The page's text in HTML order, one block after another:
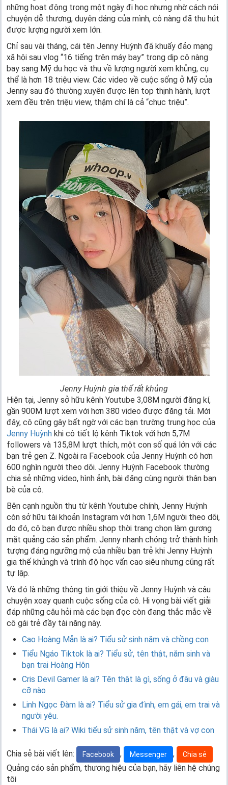
những hoạt động trong một ngày đi học nhưng nhờ cách nói
chuyện dễ thương, duyên dáng của mình, cô nàng đã thu hút
được lượng người xem lớn.
Chỉ sau vài tháng, cái tên Jenny Huỳnh đã khuấy đảo mạng
xã hội sau vlog “16 tiếng trên máy bay” trong dịp cô nàng
bay sang Mỹ du học và thu về lượng người xem khủng, cụ
thể là hơn 18 triệu view. Các video về cuộc sống ở Mỹ của
Jenny sau đó thường xuyên được lên top thịnh hành, lượt
xem đều trên triệu view, thậm chí là cả “chục triệu”.
Jenny Huỳnh gia thế rất khủng
Hiện tại, Jenny sở hữu kênh Youtube 3,08M người đăng kí,
gần 900M lượt xem với hơn 380 video được đăng tải. Mới
đây, cô cũng gây bất ngờ với các bạn trường trung học của
Jenny Huỳnh khi cô tiết lộ kênh Tiktok với hơn 5,7M
followers và 135,8M lượt thích, một con số quá lớn với các
bạn trẻ gen Z. Ngoài ra Facebook của Jenny Huỳnh có hơn
600 nghìn người theo dõi. Jenny Huỳnh Facebook thường
chia sẻ những video, hình ảnh, bài đăng cùng người thân bạn
bè của cô.
Bên cạnh nguồn thu từ kênh Youtube chính, Jenny Huỳnh
còn sở hữu tài khoản Instagram với hơn 1,6M người theo dõi,
do đó, cô bạn được nhiều shop thời trang chọn làm gương
mặt quảng cáo sản phẩm. Jenny nhanh chóng trở thành hình
tượng đáng ngưỡng mộ của nhiều bạn trẻ khi Jenny Huỳnh
gia thế khủngh và trình độ học vấn cao siêu nhưng cũng rất
tự lập.
Và đó là những thông tin giới thiệu về Jenny Huỳnh và câu
chuyện xoay quanh cuộc sống của cô. Hi vọng bài viết giải
đáp những câu hỏi mà các bạn đọc còn đang thắc mắc về
cô gái trẻ đầy tài năng này.
Cao Hoàng Mẫn là ai? Tiểu sử sinh năm và chồng con
Tiểu Ngáo Tiktok là ai? Tiểu sử, tên thật, năm sinh và
bạn trai Hoàng Hôn
Cris Devil Gamer là ai? Tên thật là gì, sống ở đâu và giàu
cỡ nào
Linh Ngọc Đàm là ai? Tiểu sử gia đình, em gái, em trai và
người yêu.
Thái VG là ai? Wiki tiểu sử sinh năm, tên thật và vợ con
Chia sẻ bài viết lên: Facebook , Messenger , Chia sẻ
Quảng cáo sản phẩm, thương hiệu của bạn, hãy liên hệ chúng
tôi